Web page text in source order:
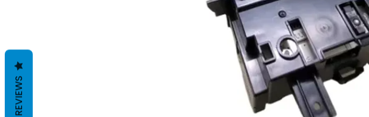
REVIEWS